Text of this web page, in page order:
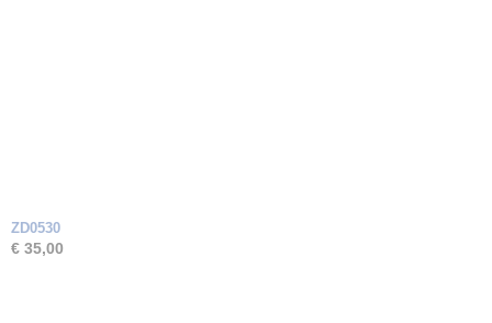
ZD0530
€ 35,00